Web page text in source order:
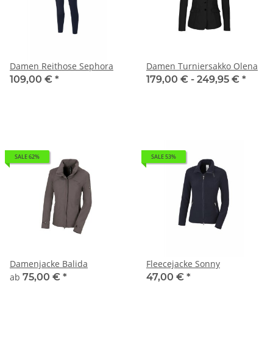
Damen Reithose Sephora
109,00 € *
Damen Turniersakko Olena
179,00 € - 249,95 € *
SALE 62%
Damenjacke Balida
ab 75,00 € *
SALE 53%
Fleecejacke Sonny
47,00 € *